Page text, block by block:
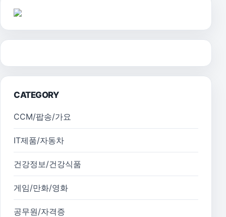
CATEGORY
CCM/팝송/가요
IT제품/자동차
건강정보/건강식품
게임/만화/영화
공무원/자격증